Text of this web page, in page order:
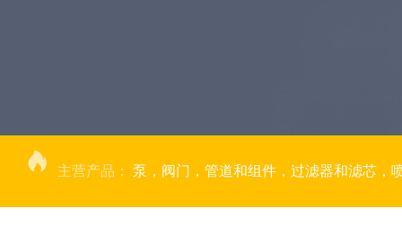
主营产品： 泵，阀门，管道和组件，过滤器和滤芯，